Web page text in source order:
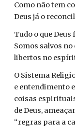
Como não tem
Deus já o
Tudo o que
Somos salvos
libertos no
O Sistema
e entendimento
coisas
de Deus,
“regras para a